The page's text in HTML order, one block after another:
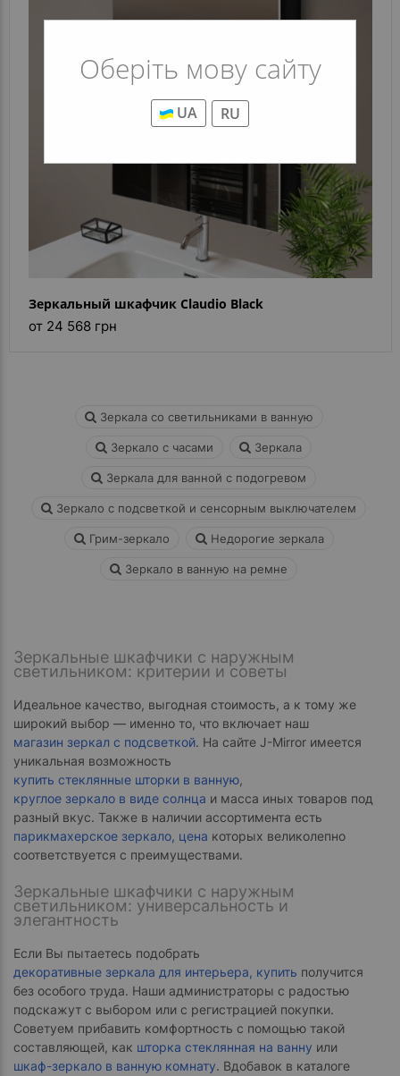
Оберіть мову сайту
UA RU
Зеркальный шкафчик Claudio Black
от 24 568 грн
Зеркала со светильниками в ванную
Зеркало с часами Зеркала
Зеркала для ванной с подогревом
Зеркало с подсветкой и сенсорным выключателем
Грим-зеркало Недорогие зеркала
Зеркало в ванную на ремне
Зеркальные шкафчики с наружным
светильником: критерии и советы
Идеальное качество, выгодная стоимость, а к тому же
широкий выбор — именно то, что включает наш
магазин зеркал с подсветкой. На сайте J-Mirror имеется
уникальная возможность
купить стеклянные шторки в ванную,
круглое зеркало в виде солнца и масса иных товаров под
разный вкус. Также в наличии ассортимента есть
парикмахерское зеркало, цена которых великолепно
соответствуется с преимуществами.
Зеркальные шкафчики с наружным
светильником: универсальность и
элегантность
Если Вы пытаетесь подобрать
декоративные зеркала для интерьера, купить получится
без особого труда. Наши администраторы с радостью
подскажут с выбором или с регистрацией покупки.
Советуем прибавить комфортность с помощью такой
составляющей, как шторка стеклянная на ванну или
шкаф-зеркало в ванную комнату. Вдобавок в каталоге